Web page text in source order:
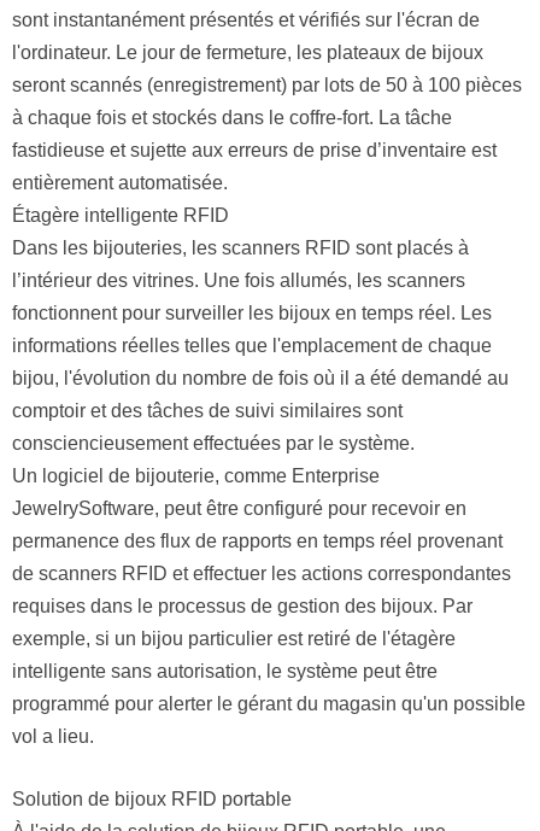
sont instantanément présentés et vérifiés sur l'écran de
l'ordinateur. Le jour de fermeture, les plateaux de bijoux
seront scannés (enregistrement) par lots de 50 à 100 pièces
à chaque fois et stockés dans le coffre-fort. La tâche
fastidieuse et sujette aux erreurs de prise d’inventaire est
entièrement automatisée.
Étagère intelligente RFID
Dans les bijouteries, les scanners RFID sont placés à
l’intérieur des vitrines. Une fois allumés, les scanners
fonctionnent pour surveiller les bijoux en temps réel. Les
informations réelles telles que l'emplacement de chaque
bijou, l'évolution du nombre de fois où il a été demandé au
comptoir et des tâches de suivi similaires sont
consciencieusement effectuées par le système.
Un logiciel de bijouterie, comme Enterprise
JewelrySoftware, peut être configuré pour recevoir en
permanence des flux de rapports en temps réel provenant
de scanners RFID et effectuer les actions correspondantes
requises dans le processus de gestion des bijoux. Par
exemple, si un bijou particulier est retiré de l'étagère
intelligente sans autorisation, le système peut être
programmé pour alerter le gérant du magasin qu'un possible
vol a lieu.
Solution de bijoux RFID portable